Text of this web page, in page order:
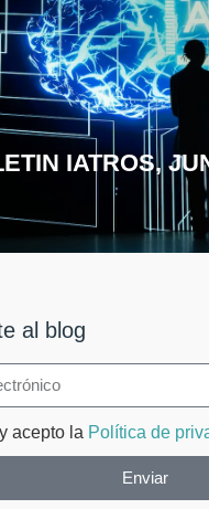
IATROS,
al blog
acepto la Política de
Enviar